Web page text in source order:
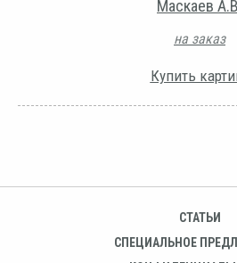
Маскаев
на заказ
Купить
СТАТЬИ
СПЕЦИАЛЬНОЕ